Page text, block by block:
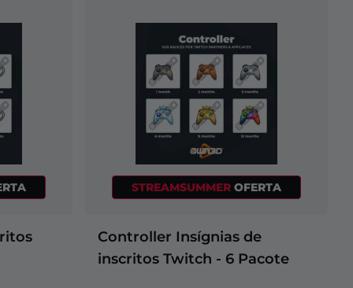
STREAMSUMMER OFERTA
Controller Insígnias de
inscritos Twitch - 6 Pacote